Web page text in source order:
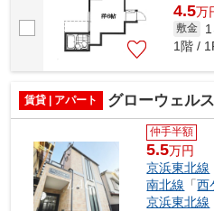
4.5万
敷金
1階 /
賃貸 | アパート グローウェル
仲手半額
5.5万円
京浜東北線
南北線 「西
京浜東北線